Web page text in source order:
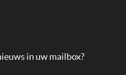
in uw mailbox?